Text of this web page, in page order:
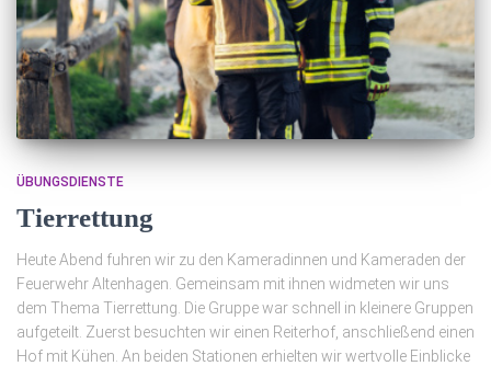
ÜBUNGSDIENSTE
Tierrettung
Heute Abend fuhren wir zu den Kameradinnen und Kameraden der
Feuerwehr Altenhagen. Gemeinsam mit ihnen widmeten wir uns
dem Thema Tierrettung. Die Gruppe war schnell in kleinere Gruppen
aufgeteilt. Zuerst besuchten wir einen Reiterhof, anschließend einen
Hof mit Kühen. An beiden Stationen erhielten wir wertvolle Einblicke